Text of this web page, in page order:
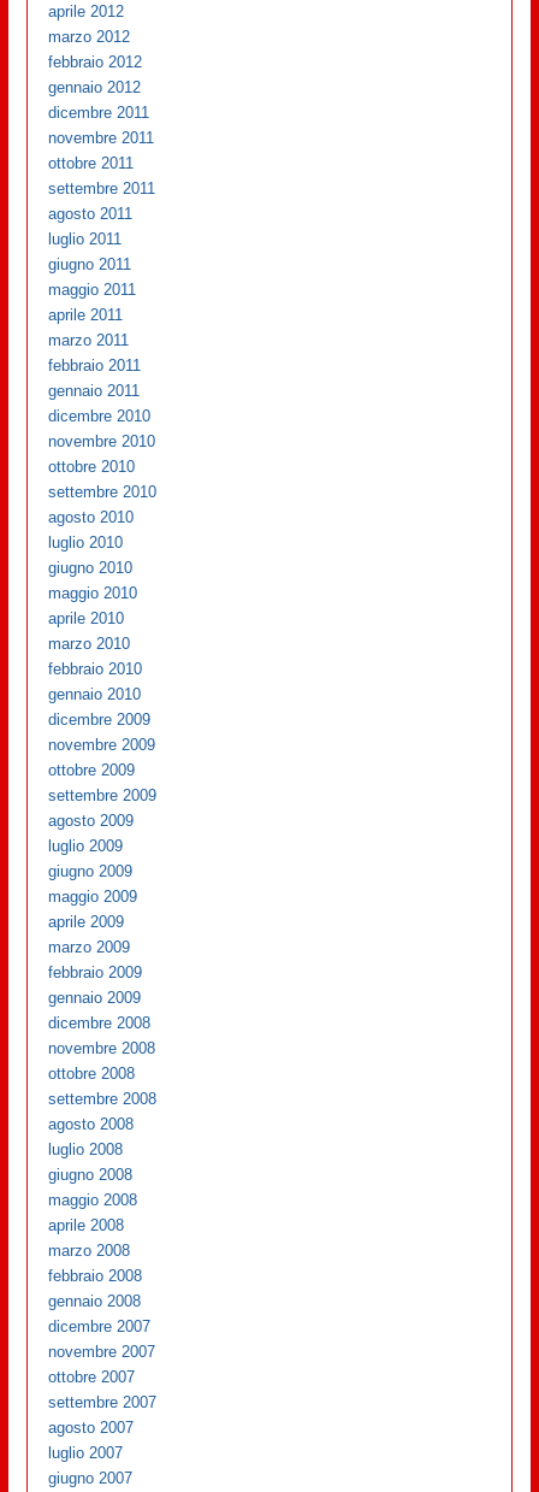
aprile 2012
marzo 2012
febbraio 2012
gennaio 2012
dicembre 2011
novembre 2011
ottobre 2011
settembre 2011
agosto 2011
luglio 2011
giugno 2011
maggio 2011
aprile 2011
marzo 2011
febbraio 2011
gennaio 2011
dicembre 2010
novembre 2010
ottobre 2010
settembre 2010
agosto 2010
luglio 2010
giugno 2010
maggio 2010
aprile 2010
marzo 2010
febbraio 2010
gennaio 2010
dicembre 2009
novembre 2009
ottobre 2009
settembre 2009
agosto 2009
luglio 2009
giugno 2009
maggio 2009
aprile 2009
marzo 2009
febbraio 2009
gennaio 2009
dicembre 2008
novembre 2008
ottobre 2008
settembre 2008
agosto 2008
luglio 2008
giugno 2008
maggio 2008
aprile 2008
marzo 2008
febbraio 2008
gennaio 2008
dicembre 2007
novembre 2007
ottobre 2007
settembre 2007
agosto 2007
luglio 2007
giugno 2007